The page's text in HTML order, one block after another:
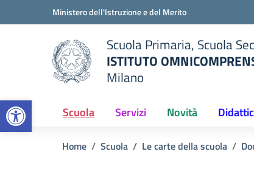
Open toolbar
Vai ai contenuti
Vai al menu di navigazioneMinistero dell'Istruzione e del Merito
scuola
Scuola Primaria, Scuola
ISTITUTO
Milano
Scuola Servizi Novità
Home Scuola Le carte della scuola